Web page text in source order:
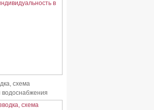
схема
водоснабжения